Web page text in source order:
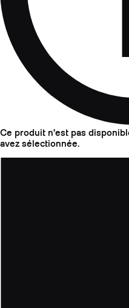
Ce produit n'est pas
avez sélectionnée.